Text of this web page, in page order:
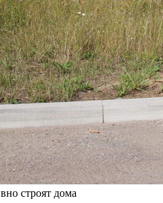
строят дома